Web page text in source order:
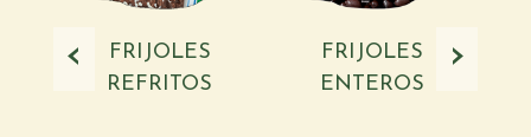
FRIJOLES
REFRITOS
FRIJOLES
ENTEROS
‹ ›